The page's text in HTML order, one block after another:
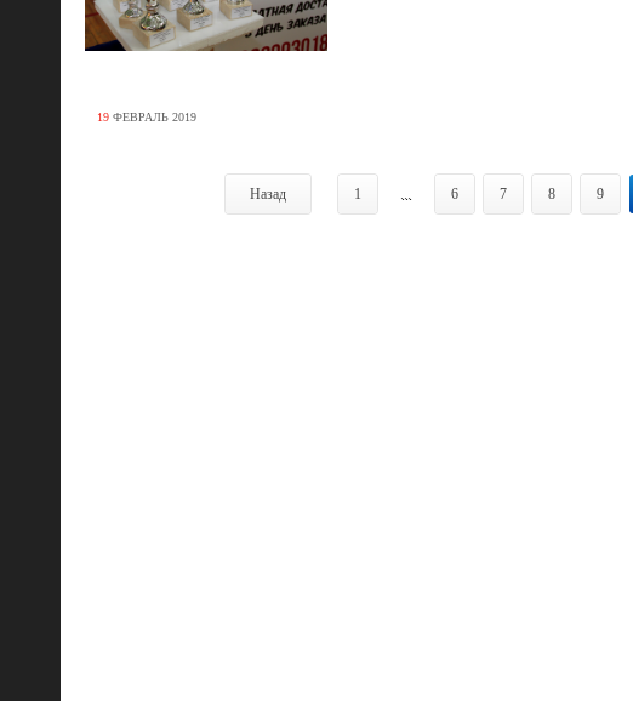
19 ФЕВРАЛЬ 2019
Назад 1 ... 6 7 8 9